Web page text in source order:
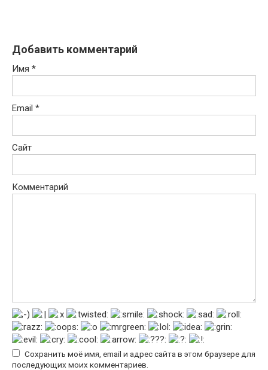
Добавить комментарий
Имя *
Email *
Сайт
Комментарий
Сохранить моё имя, email и адрес сайта в этом браузере для
последующих моих комментариев.